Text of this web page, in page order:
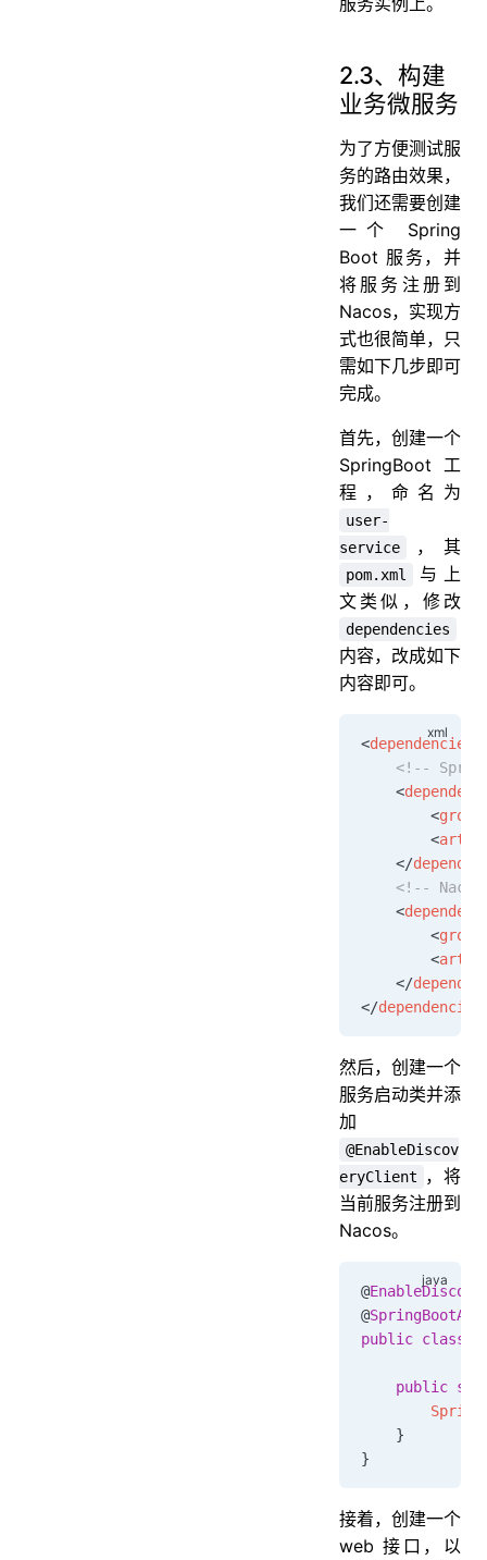
2.3、构建
业务微服务
为了方便测试服
务的路由效果，
我们还需要创建
一个 Spring
Boot 服务，并
将服务注册到
Nacos，实现方
式也很简单，只
需如下几步即可
完成。
首先，创建一个
SpringBoot 工
程，命名为
user-
service
，其
pom.xml
与上
文类似，修改
dependencies
内容，改成如下
内容即可。
<dependencies
<!--
    <
        <
        <
    </
<!-- Nacos
    <
        <
        <
    </
</dependencies
然后，创建一个
服务启动类并添
加
@EnableDiscov
eryClient
，将
当前服务注册到
Nacos。
@
@
public class
    public
    }
}
接着，创建一个
web 接口，以